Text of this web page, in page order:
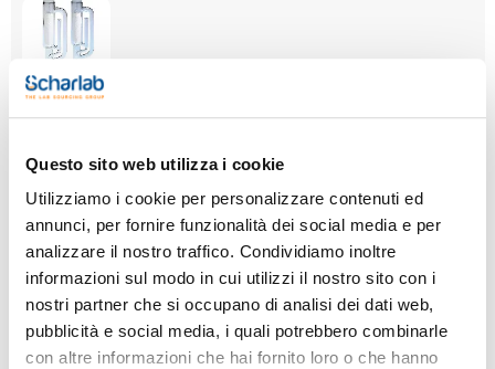
Questo sito web utilizza i cookie
Utilizziamo i cookie per personalizzare contenuti ed
annunci, per fornire funzionalità dei social media e per
analizzare il nostro traffico. Condividiamo inoltre
informazioni sul modo in cui utilizzi il nostro sito con i
nostri partner che si occupano di analisi dei dati web,
pubblicità e social media, i quali potrebbero combinarle
con altre informazioni che hai fornito loro o che hanno
length (mm)
liquid (μm)
Codice
1092800300
ConfezionamentoPrezzo
Acquista
Disponibilità
Controlla le
scorte